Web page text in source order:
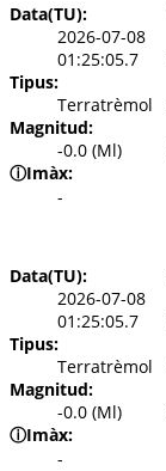
Data(TU):
2026-07-08
01:25:05.7
Tipus:
Terratrèmol
Magnitud:
-0.0 (Ml)
ⓘImàx:
-
Data(TU):
2026-07-08
01:25:05.7
Tipus:
Terratrèmol
Magnitud:
-0.0 (Ml)
ⓘImàx:
-